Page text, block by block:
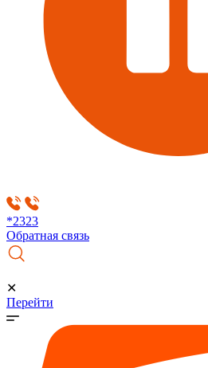
*2323
Обратная связь
✕
Перейти